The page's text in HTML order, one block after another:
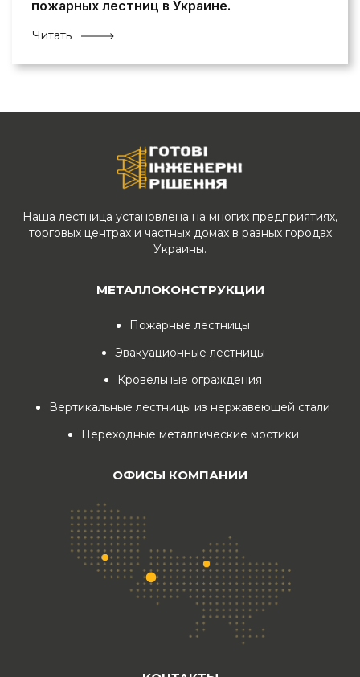
пожарных лестниц в Украине.
Читать
Наша лестница установлена ​​на многих предприятиях,
торговых центрах и частных домах в разных городах
Украины.
МЕТАЛЛОКОНСТРУКЦИИ
Пожарные лестницы
Эвакуационные лестницы
Кровельные ограждения
Вертикальные лестницы из нержавеющей стали
Переходные металлические мостики
ОФИСЫ КОМПАНИИ